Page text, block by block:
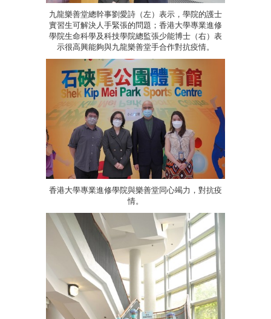
九龍樂善堂總幹事劉愛詩（左）表示，學院的護士
實習生可解決人手緊張的問題；香港大學專業進修
學院生命科學及科技學院總監張少能博士（右）表
示很高興能夠與九龍樂善堂手合作對抗疫情。
香港大學專業進修學院與樂善堂同心竭力，對抗疫
情。